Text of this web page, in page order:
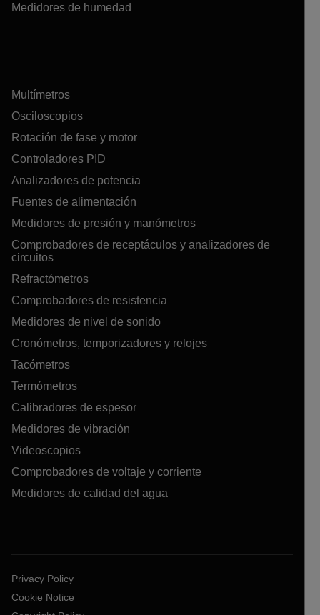
Medidores de humedad
Multímetros
Osciloscopios
Rotación de fase y motor
Controladores PID
Analizadores de potencia
Fuentes de alimentación
Medidores de presión y manómetros
Comprobadores de receptáculos y analizadores de
circuitos
Refractómetros
Comprobadores de resistencia
Medidores de nivel de sonido
Cronómetros, temporizadores y relojes
Tacómetros
Termómetros
Calibradores de espesor
Medidores de vibración
Videoscopios
Comprobadores de voltaje y corriente
Medidores de calidad del agua
Privacy Policy
Cookie Notice